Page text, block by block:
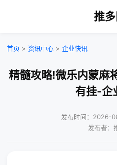
推多
首页 > 资讯中心 > 企业快讯
精髓攻略!微乐内蒙麻
有挂-企
发布时间：2026-
发布者：